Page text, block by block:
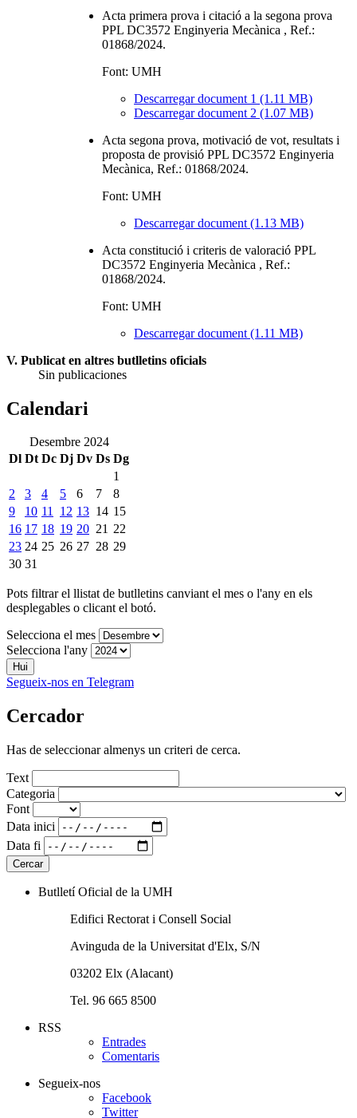
Acta primera prova i citació a la segona prova
PPL DC3572 Enginyeria Mecànica , Ref.:
01868/2024.
Font: UMH
Descarregar document 1 (1.11 MB)
Descarregar document 2 (1.07 MB)
Acta segona prova, motivació de vot, resultats i
proposta de provisió PPL DC3572 Enginyeria
Mecànica, Ref.: 01868/2024.
Font: UMH
Descarregar document (1.13 MB)
Acta constitució i criteris de valoració PPL
DC3572 Enginyeria Mecànica , Ref.:
01868/2024.
Font: UMH
Descarregar document (1.11 MB)
V. Publicat en altres butlletins oficials
Sin publicaciones
Calendari
Desembre 2024
Dl Dt Dc Dj Dv Ds Dg
1
2
3 4 5 6 7
8
9
10 11 12 13 14 15
16 17 18 19 20 21 22
23 24 25 26 27 28 29
30 31
Pots filtrar el llistat de butlletins canviant el mes o l'any en els
desplegables o clicant el botó.
Selecciona el mes
Selecciona l'any
Hui
Segueix-nos en Telegram
Cercador
Has de seleccionar almenys un criteri de cerca.
Text
Categoria
Font
Data inici
Data fi
Butlletí Oficial de la UMH
Edifici Rectorat i Consell Social
Avinguda de la Universitat d'Elx, S/N
03202 Elx (Alacant)
Tel. 96 665 8500
RSS
Entrades
Comentaris
Segueix-nos
Facebook
Twitter